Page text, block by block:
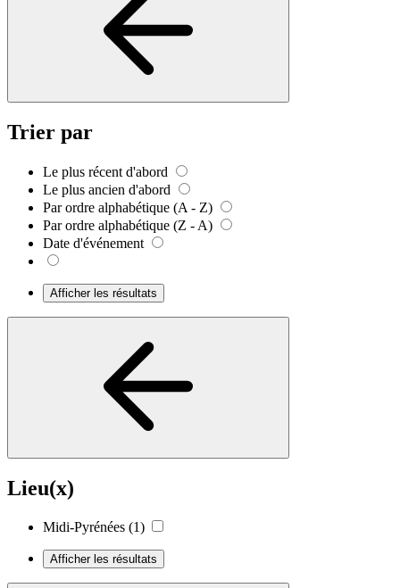
Trier par
Le plus récent d'abord
Le plus ancien d'abord
Par ordre alphabétique (A - Z)
Par ordre alphabétique (Z - A)
Date d'événement
Afficher les résultats
Lieu(x)
Midi-Pyrénées (1)
Afficher les résultats